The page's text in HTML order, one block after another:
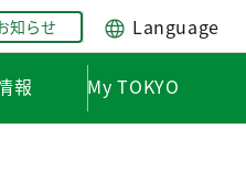
知らせ Language
報 My TOKYO